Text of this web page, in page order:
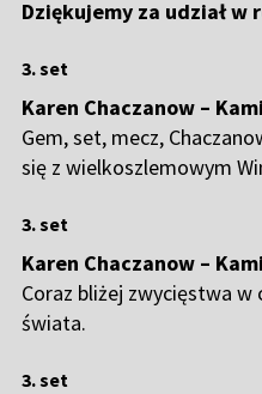
Dziękujemy za udział w
3. set
Karen Chaczanow –
Gem, set, mecz,
się z wielkoszlemowym
3. set
Karen Chaczanow –
Coraz bliżej zwycięstwa w
świata.
3. set